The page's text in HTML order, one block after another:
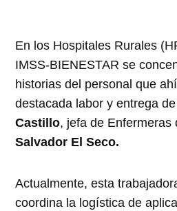
En los Hospitales Rurales
IMSS-BIENESTAR se
historias del personal que
destacada labor y entrega
Castillo, jefa de
Salvador El Seco.
Actualmente, esta
coordina la logística de